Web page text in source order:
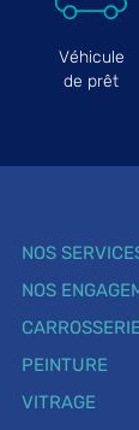
Véhicule
de prêt
NOS
NOS
PEINTURE
VITRAGE